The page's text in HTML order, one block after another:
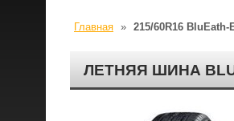
Главная » 215/60R16 BluEath-
ЛЕТНЯЯ ШИНА